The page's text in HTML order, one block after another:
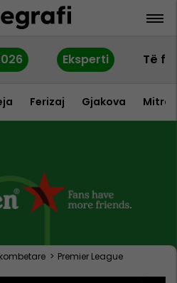
Eksperti Të
Ferizaj Gjakova
> Premier League